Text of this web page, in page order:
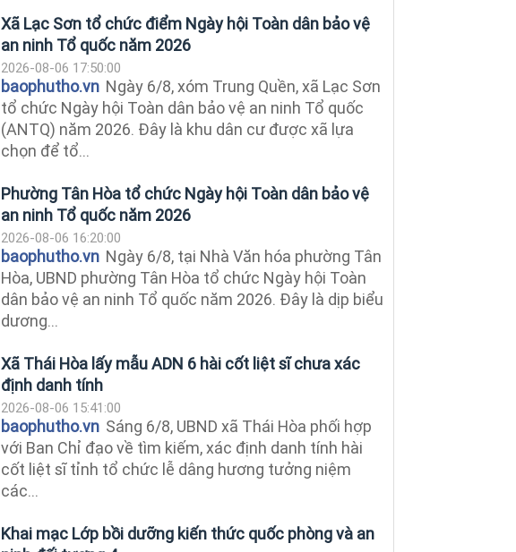
Xã Lạc Sơn tổ chức điểm Ngày hội Toàn dân bảo vệ
an ninh Tổ quốc năm 2026
2026-08-06 17:50:00
baophutho.vn Ngày 6/8, xóm Trung Quền, xã Lạc Sơn
tổ chức Ngày hội Toàn dân bảo vệ an ninh Tổ quốc
(ANTQ) năm 2026. Đây là khu dân cư được xã lựa
chọn để tổ...
Phường Tân Hòa tổ chức Ngày hội Toàn dân bảo vệ
an ninh Tổ quốc năm 2026
2026-08-06 16:20:00
baophutho.vn Ngày 6/8, tại Nhà Văn hóa phường Tân
Hòa, UBND phường Tân Hòa tổ chức Ngày hội Toàn
dân bảo vệ an ninh Tổ quốc năm 2026. Đây là dịp biểu
dương...
Xã Thái Hòa lấy mẫu ADN 6 hài cốt liệt sĩ chưa xác
định danh tính
2026-08-06 15:41:00
baophutho.vn Sáng 6/8, UBND xã Thái Hòa phối hợp
với Ban Chỉ đạo về tìm kiếm, xác định danh tính hài
cốt liệt sĩ tỉnh tổ chức lễ dâng hương tưởng niệm
các...
Khai mạc Lớp bồi dưỡng kiến thức quốc phòng và an